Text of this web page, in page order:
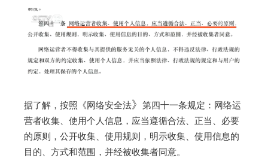
据了解，按照《网络安全法》 第四十一条规定：网络运
营者收集、使用个人信息，应当遵循合法、正当、必要
的原则，公开收集、使用规则，明示收集、使用信息的
目的、方式和范围，并经被收集者同意。